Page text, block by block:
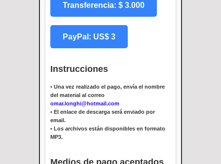
Transferencia: $ 3.000
PayPal: US$ 3
Instrucciones
• Una vez realizado el pago, envía el nombre
del material al correo
omar.longhi@hotmail.com
• El enlace de descarga será enviado por
email.
• Los archivos están disponibles en formato
MP3.
Medios de pago aceptados